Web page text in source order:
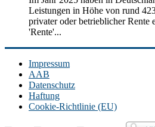
Leistungen in Höhe von rund
privater oder betrieblicher Rente
'Rente'...
Impressum
AAB
Datenschutz
Haftung
Cookie-Richtlinie (EU)